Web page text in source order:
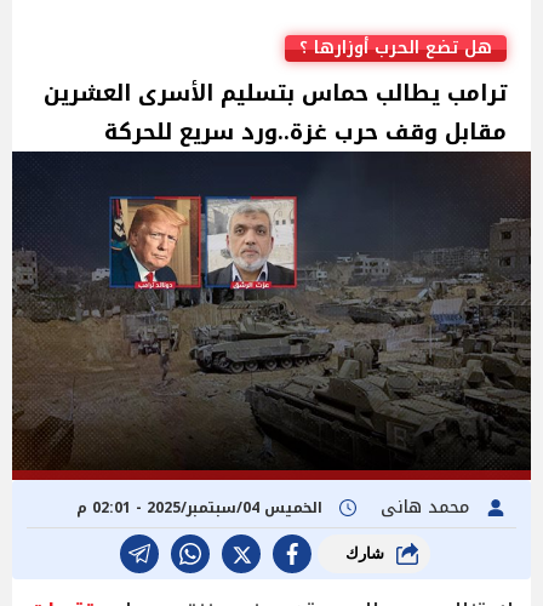
هل تضع الحرب أوزارها ؟
ترامب يطالب حماس بتسليم الأسرى العشرين
مقابل وقف حرب غزة..ورد سريع للحركة
محمد هانى الخميس 04/سبتمبر/2025 - 02:01 م
شارك